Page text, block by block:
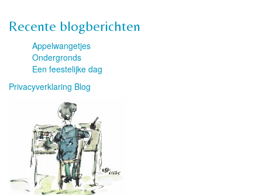
Recente blogberichten
Appelwangetjes
Ondergronds
Een feestelijke dag
Privacyverklaring Blog